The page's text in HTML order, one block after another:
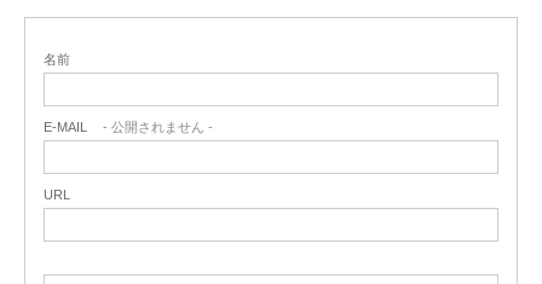
名前
E-MAIL - 公開されません -
URL